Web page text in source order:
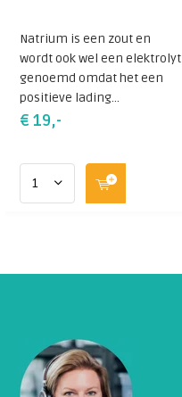
Natrium is een zout en
wordt ook wel een elektrolyt
genoemd omdat het een
positieve lading...
€ 19,-